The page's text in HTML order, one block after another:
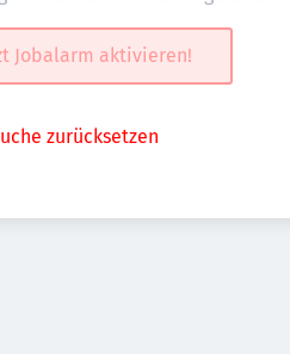
Jobalarm aktivieren!
zurücksetzen